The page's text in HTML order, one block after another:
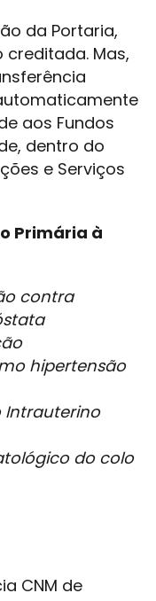
da Portaria,
Mas,
aos Fundos
dentro do
e Serviços
Primária à
contra
hipertensão
Intrauterino
do colo
CNM de